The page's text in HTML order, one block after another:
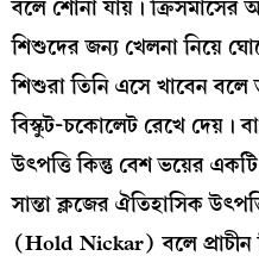
বলে শোনা যায়। ক্রিসমাসের
শিশুদের জন্য খেলনা নিয়ে
শিশুরা তিনি এসে খাবেন বলে
বিস্কুট-চকোলেট রেখে দেয়।
উৎপত্তি কিন্তু বেশ ভয়ের একটি
সান্তা ক্লজের ঐতিহাসিক
(Hold Nickar) বলে প্রাচীন